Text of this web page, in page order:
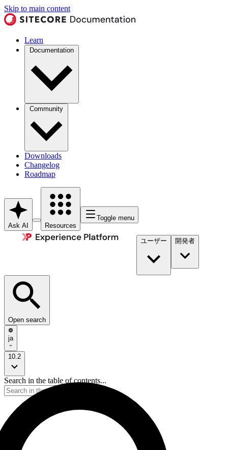
Skip to main content
Learn
Documentation
Community
Downloads
Changelog
Roadmap
Ask AI Resources
Toggle menu
ユーザー 開発者​
Open search
ja
10.2
Search in the table of contents...